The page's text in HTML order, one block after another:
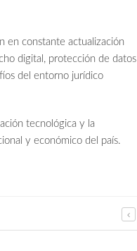
en constante actualización
digital, protección de datos
del entorno jurídico
tecnológica y la
y económico del país.